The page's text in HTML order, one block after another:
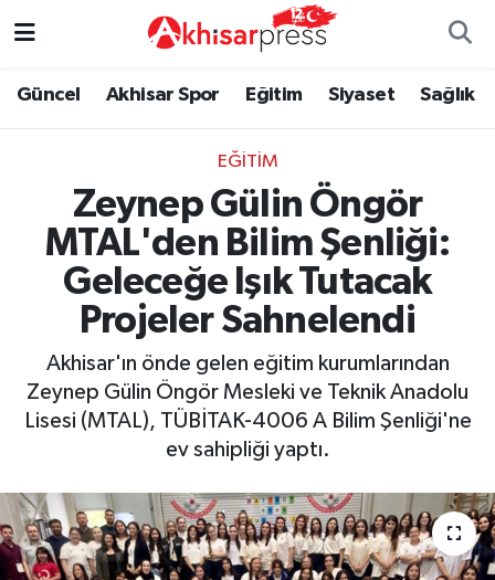
Güncel Akhisar Spor Eğitim Siyaset Sağlık
EĞITIM
Zeynep Gülin Öngör
MTAL'den Bilim Şenliği:
Geleceğe Işık Tutacak
Projeler Sahnelendi
Akhisar'ın önde gelen eğitim kurumlarından
Zeynep Gülin Öngör Mesleki ve Teknik Anadolu
Lisesi (MTAL), TÜBİTAK-4006 A Bilim Şenliği'ne
ev sahipliği yaptı.
Güncel
Eğitim
Siyaset
Sağlık
Ekonomi
Tarım-Gıda
Magazin
Magazin
Duyurular
Tarım-Gıda
Sektörel
Röportaj
Dünya
Kadın
Güncel
Siyaset
Akhisar Spor
Sağlık
Ekonomi
Magazin
Duyurular
Manisa Nöbetçi Eczaneler
Manisa Namaz Vakitleri
Manisa Trafik Yoğunluk Haritası
Süper Lig Puan Durumu ve Fikstür
Tüm Manşetler
Son Dakika Haberleri